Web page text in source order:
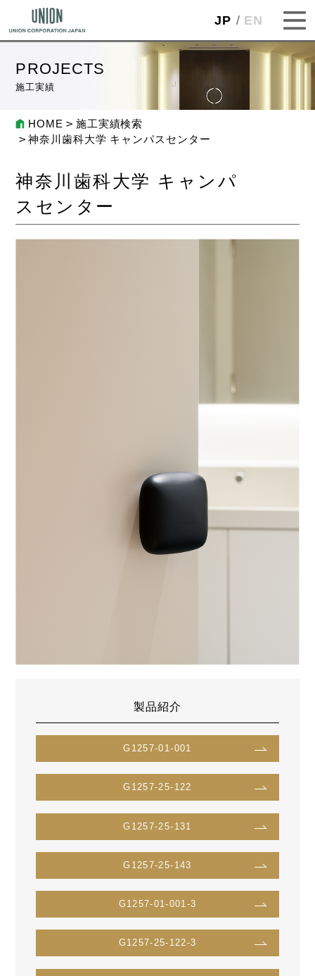
JP EN
PROJECTS
施工実績
HOME
施工実績検索
神奈川歯科大学 キャンパスセンター
神奈川歯科大学 キャンパ
スセンター
製品紹介
G1257-01-001
G1257-25-122
G1257-25-131
G1257-25-143
G1257-01-001-3
G1257-25-122-3